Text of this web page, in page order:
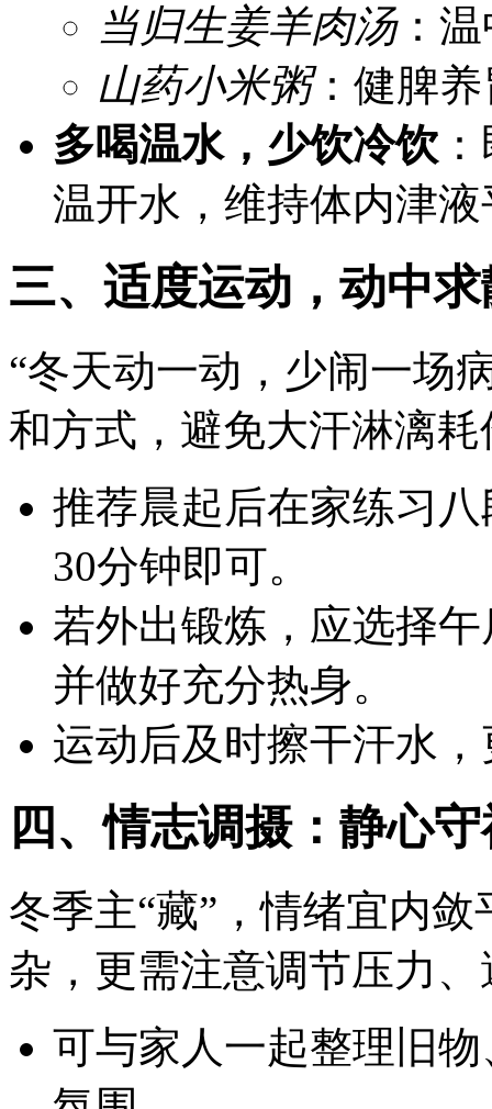
当归生姜羊肉汤：
山药小米粥：健脾
多喝温水，少饮冷饮
温开水，维持体内津
三、适度运动，动中求
“冬天动一动，少闹一场
和方式，避免大汗淋漓
推荐晨起后在家练习
30分钟即可。
若外出锻炼，应选择
并做好充分热身。
运动后及时擦干汗水
四、情志调摄：静心
冬季主“藏”，情绪宜内
杂，更需注意调节压力
可与家人一起整理旧